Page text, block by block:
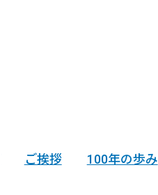
ご挨拶 100年の歩み